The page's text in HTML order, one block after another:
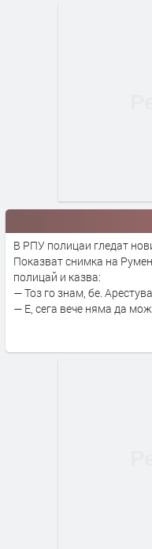
В РПУ полицаи гледат
Показват снимка на
полицай и казва:
— Тоз го знам, бе.
— Е, сега вече няма да